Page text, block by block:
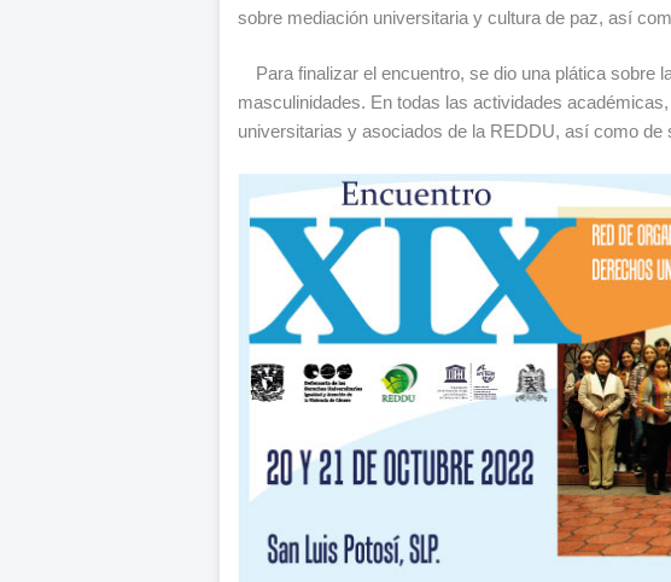
sobre mediación universitaria y cultura de paz, así
Para finalizar el encuentro, se dio una plática sobre
masculinidades. En todas las actividades
universitarias y asociados de la REDDU, así como de